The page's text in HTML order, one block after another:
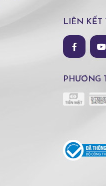
LIÊN KẾT
PHƯƠNG